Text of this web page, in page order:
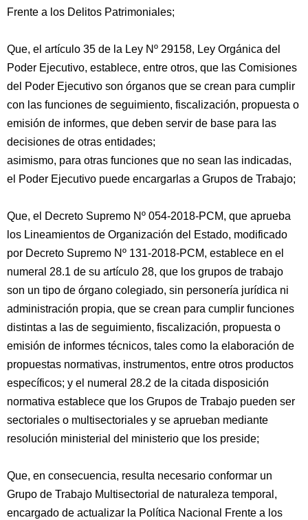
Frente a los Delitos Patrimoniales;
Que, el artículo 35 de la Ley Nº 29158, Ley Orgánica del
Poder Ejecutivo, establece, entre otros, que las Comisiones
del Poder Ejecutivo son órganos que se crean para cumplir
con las funciones de seguimiento, fiscalización, propuesta o
emisión de informes, que deben servir de base para las
decisiones de otras entidades;
asimismo, para otras funciones que no sean las indicadas,
el Poder Ejecutivo puede encargarlas a Grupos de Trabajo;
Que, el Decreto Supremo Nº 054-2018-PCM, que aprueba
los Lineamientos de Organización del Estado, modificado
por Decreto Supremo Nº 131-2018-PCM, establece en el
numeral 28.1 de su artículo 28, que los grupos de trabajo
son un tipo de órgano colegiado, sin personería jurídica ni
administración propia, que se crean para cumplir funciones
distintas a las de seguimiento, fiscalización, propuesta o
emisión de informes técnicos, tales como la elaboración de
propuestas normativas, instrumentos, entre otros productos
específicos; y el numeral 28.2 de la citada disposición
normativa establece que los Grupos de Trabajo pueden ser
sectoriales o multisectoriales y se aprueban mediante
resolución ministerial del ministerio que los preside;
Que, en consecuencia, resulta necesario conformar un
Grupo de Trabajo Multisectorial de naturaleza temporal,
encargado de actualizar la Política Nacional Frente a los